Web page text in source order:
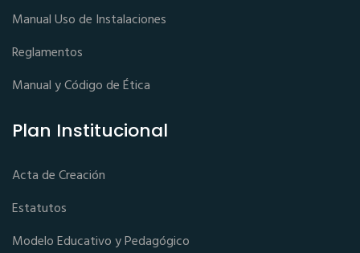
Manual Uso de Instalaciones
Reglamentos
Manual y Código de Ética
Plan Institucional
Acta de Creación
Estatutos
Modelo Educativo y Pedagógico